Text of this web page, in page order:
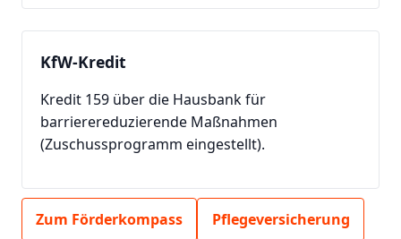
KfW-Kredit
Kredit 159 über die Hausbank für
barrierereduzierende Maßnahmen
(Zuschussprogramm eingestellt).
Zum Förderkompass Pflegeversicherung